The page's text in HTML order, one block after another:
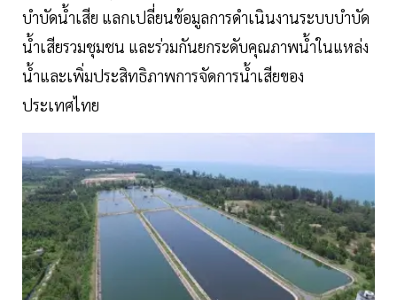
บำบัดน้ำเสีย แลกเปลี่ยนข้อมูลการดำเนินงานระบบบำบัด
น้ำเสียรวมชุมชน และร่วมกันยกระดับคุณภาพน้ำในแหล่ง
น้ำและเพิ่มประสิทธิภาพการจัดการน้ำเสียของ
ประเทศไทย